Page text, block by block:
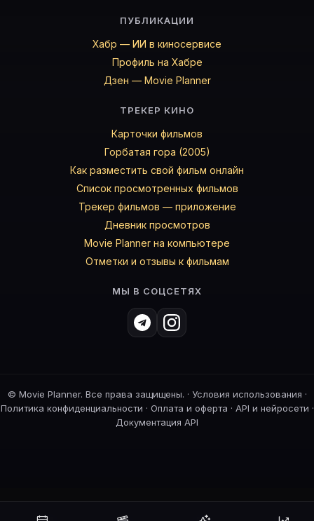
ПУБЛИКАЦИИ
Хабр — ИИ в киносервисе
Профиль на Хабре
Дзен — Movie Planner
ТРЕКЕР КИНО
Карточки фильмов
Горбатая гора (2005)
Как разместить свой фильм онлайн
Список просмотренных фильмов
Трекер фильмов — приложение
Дневник просмотров
Movie Planner на компьютере
Отметки и отзывы к фильмам
МЫ В СОЦСЕТЯХ
© Movie Planner. Все права защищены. · Условия использования ·
Политика конфиденциальности · Оплата и оферта · API и нейросети ·
Документация API